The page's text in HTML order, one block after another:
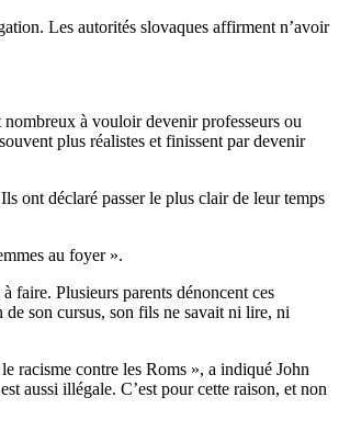
Les autorités slovaques affirment n’avoir
à vouloir devenir professeurs ou
plus réalistes et finissent par devenir
ont déclaré passer le plus clair de leur temps
au foyer ».
faire. Plusieurs parents dénoncent ces
de son cursus, son fils ne savait ni lire, ni
racisme contre les Roms », a indiqué John
aussi illégale. C’est pour cette raison, et non